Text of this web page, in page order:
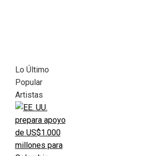
Lo Último
Popular
Artistas